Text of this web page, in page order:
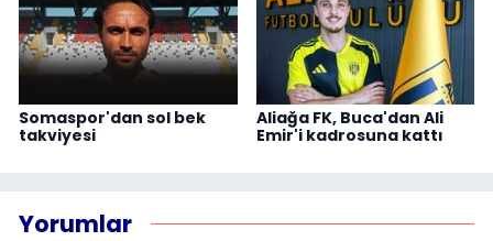
Somaspor'dan sol bek
takviyesi
Aliağa FK, Buca'dan Ali
Emir'i kadrosuna kattı
Yorumlar